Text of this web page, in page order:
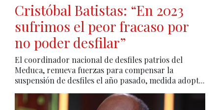
Cristóbal Batistas: “En 2023
sufrimos el peor fracaso por
no poder desfilar”
El coordinador nacional de desfiles patrios del
Meduca, renueva fuerzas para compensar la
suspensión de desfiles el año pasado, medida adopt...